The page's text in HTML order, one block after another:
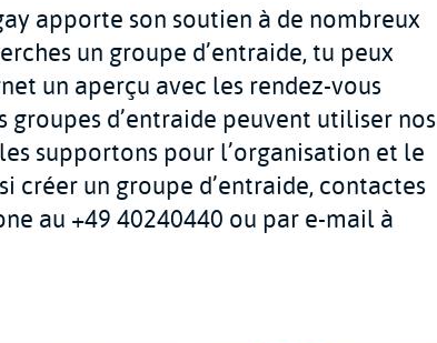
apporte son soutien à de nombreux
un groupe d’entraide, tu peux
un aperçu avec les rendez-vous
groupes d’entraide peuvent utiliser nos
supportons pour l’organisation et le
créer un groupe d’entraide, contactes
au +49 40240440 ou par e-mail à